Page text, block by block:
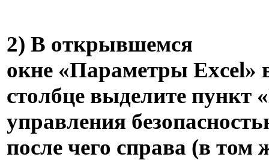
2) В открывшемся
окне «Параметры Excel»
столбце выделите пункт
управления
после чего справа (в том